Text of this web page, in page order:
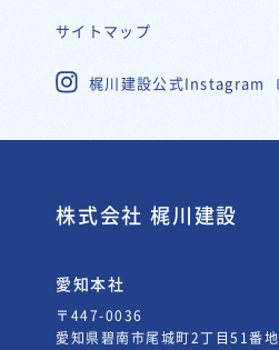
サイトマップ
梶川建設公式Instagram
株式会社 梶川建設
愛知本社
〒447-0036
愛知県碧南市尾城町2丁目51番地